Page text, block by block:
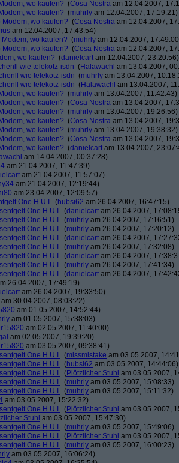
wo kaufen? (Cosa Nostra am 12.04.2007,
wo kaufen? (muhrly am 12.04.2007, 17:19:21)
Modem, wo kaufen? (Cosa Nostra am 12.04.2007,
am 12.04.2007, 17:43:54)
Modem, wo kaufen? (muhrly am 12.04.2007,
Modem, wo kaufen? (Cosa Nostra am 12.04.2007,
wo kaufen? (danielcart am 12.04.2007, 23:20:56)
wie telekotz-isdn (Halawachl am 13.04.2007,
wie telekotz-isdn (muhrly am 13.04.2007,
wie telekotz-isdn (Halawachl am 13.04.2007,
wo kaufen? (muhrly am 13.04.2007, 11:42:43)
wo kaufen? (Cosa Nostra am 13.04.2007,
wo kaufen? (muhrly am 13.04.2007, 19:26:56)
wo kaufen? (Cosa Nostra am 13.04.2007,
wo kaufen? (muhrly am 13.04.2007, 19:38:32)
wo kaufen? (Cosa Nostra am 13.04.2007,
wo kaufen? (danielcart am 13.04.2007,
am 14.04.2007, 00:37:28)
am 21.04.2007, 11:47:39)
am 21.04.2007, 11:57:07)
am 21.04.2007, 12:19:44)
am 23.04.2007, 12:09:57)
One H.U.I. (hubsi62 am 26.04.2007, 16:47:15)
One H.U.I. (danielcart am 26.04.2007,
One H.U.I. (muhrly am 26.04.2007, 17:16:51)
One H.U.I. (muhrly am 26.04.2007, 17:20:12)
One H.U.I. (danielcart am 26.04.2007,
One H.U.I. (muhrly am 26.04.2007, 17:32:08)
One H.U.I. (danielcart am 26.04.2007,
One H.U.I. (muhrly am 26.04.2007, 17:41:34)
One H.U.I. (danielcart am 26.04.2007,
26.04.2007, 17:49:19)
am 26.04.2007, 19:33:50)
am 30.04.2007, 08:03:22)
am 01.05.2007, 14:52:44)
am 01.05.2007, 15:38:03)
am 02.05.2007, 11:40:00)
am 02.05.2007, 19:39:20)
am 03.05.2007, 09:38:41)
One H.U.I. (missmistake am 03.05.2007,
One H.U.I. (hubsi62 am 03.05.2007, 14:44:06)
One H.U.I. (Plötzlicher Stuhl am 03.05.2007,
One H.U.I. (muhrly am 03.05.2007, 15:08:33)
One H.U.I. (muhrly am 03.05.2007, 15:11:32)
am 03.05.2007, 15:22:32)
One H.U.I. (Plötzlicher Stuhl am 03.05.2007,
Stuhl am 03.05.2007, 15:47:30)
One H.U.I. (muhrly am 03.05.2007, 15:49:06)
One H.U.I. (Plötzlicher Stuhl am 03.05.2007,
One H.U.I. (muhrly am 03.05.2007, 16:00:23)
am 03.05.2007, 16:06:24)